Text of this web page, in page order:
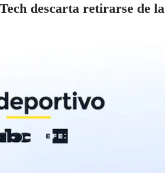
descarta retirarse de la